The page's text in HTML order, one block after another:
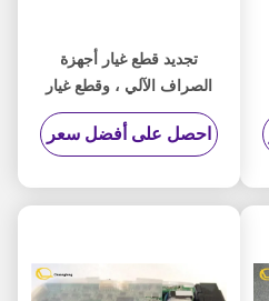
تجديد قطع غيار أجهزة
الصراف الآلي ، وقطع غيار
الآلات من أجهزة الصراف
الآلي 1750056651 - 12 ف
احصل على أفضل سعر